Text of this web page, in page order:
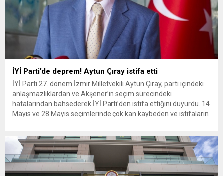
İYİ Parti’de deprem! Aytun Çıray istifa etti
İYİ Parti 27. dönem İzmir Milletvekili Aytun Çıray, parti içindeki
anlaşmazlıklardan ve Akşener’in seçim sürecindeki
hatalarından bahsederek İYİ Parti’den istifa ettiğini duyurdu. 14
Mayıs ve 28 Mayıs seçimlerinde çok kan kaybeden ve istifaların